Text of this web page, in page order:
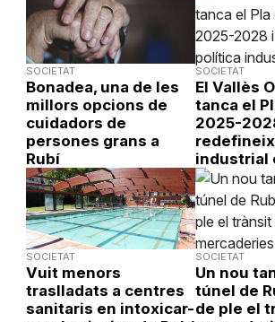
SOCIETAT
Bonadea, una de les
millors opcions de
cuidadors de
persones grans a
Rubí
SOCIETAT
El Vallès
tanca el
2025-
industrial
SOCIETAT
Vuit menors
traslladats a centres
sanitaris en intoxicar-
SOCIETAT
Un nou
túnel de
de ple el